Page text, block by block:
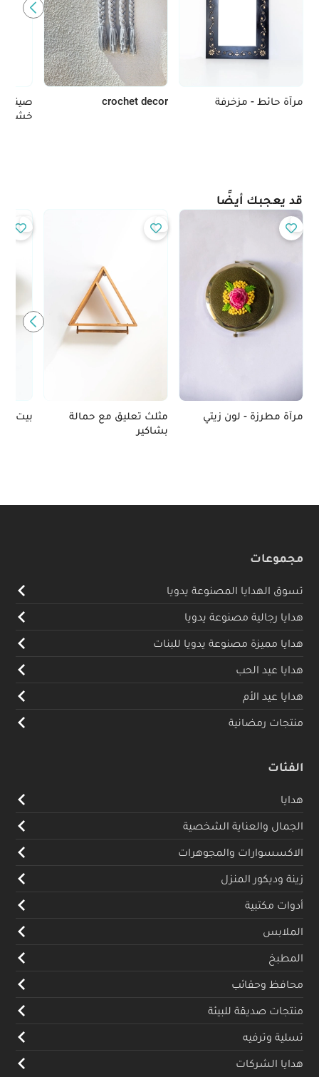
مرآة حائط - مزخرفة crochet decor
خشب
قد يعجبك أيضًا
مرآة مطرزة - لون زيتي
مثلث تعليق مع حمالة
بشاكير
بيت
مجموعات
تسوق الهدايا المصنوعة يدويا
هدايا رجالية مصنوعة يدويا
هدايا مميزة مصنوعة يدويا للبنات
هدايا عيد الحب
هدايا عيد الأم
منتجات رمضانية
الفئات
هدايا
الجمال والعناية الشخصية
الاكسسوارات والمجوهرات
زينة وديكور المنزل
أدوات مكتبية
الملابس
المطبخ
محافظ وحقائب
منتجات صديقة للبيئة
تسلية وترفيه
هدايا الشركات